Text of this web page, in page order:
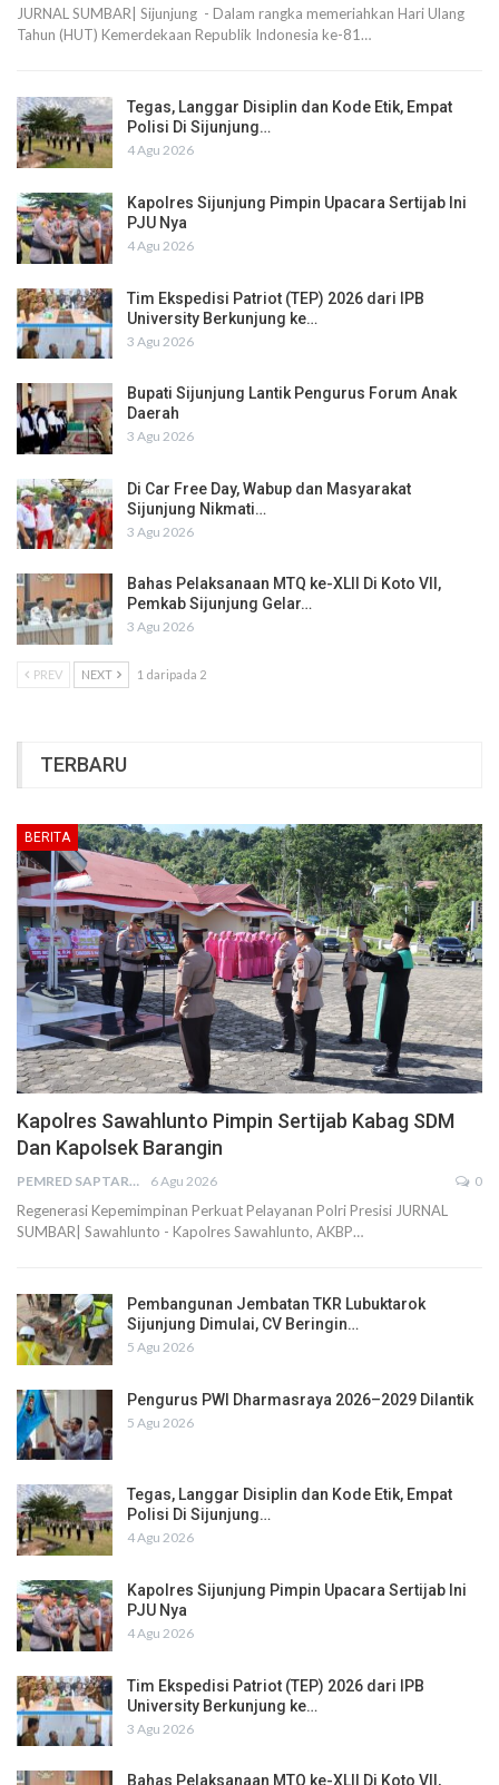
JURNAL SUMBAR| Sijunjung - Dalam rangka memeriahkan Hari Ulang
Tahun (HUT) Kemerdekaan Republik Indonesia ke-81…
Tegas, Langgar Disiplin dan Kode Etik, Empat
Polisi Di Sijunjung…
4 Agu 2026
Kapolres Sijunjung Pimpin Upacara Sertijab Ini
PJU Nya
4 Agu 2026
Tim Ekspedisi Patriot (TEP) 2026 dari IPB
University Berkunjung ke…
3 Agu 2026
Bupati Sijunjung Lantik Pengurus Forum Anak
Daerah
3 Agu 2026
Di Car Free Day, Wabup dan Masyarakat
Sijunjung Nikmati…
3 Agu 2026
Bahas Pelaksanaan MTQ ke-XLII Di Koto VII,
Pemkab Sijunjung Gelar…
3 Agu 2026
PREV NEXT 1 daripada 2
TERBARU
BERITA
Kapolres Sawahlunto Pimpin Sertijab Kabag SDM
Dan Kapolsek Barangin
PEMRED SAPTARIUS 6 Agu 2026 0
Regenerasi Kepemimpinan Perkuat Pelayanan Polri Presisi JURNAL
SUMBAR| Sawahlunto - Kapolres Sawahlunto, AKBP…
Pembangunan Jembatan TKR Lubuktarok
Sijunjung Dimulai, CV Beringin…
5 Agu 2026
Pengurus PWI Dharmasraya 2026–2029 Dilantik
5 Agu 2026
Tegas, Langgar Disiplin dan Kode Etik, Empat
Polisi Di Sijunjung…
4 Agu 2026
Kapolres Sijunjung Pimpin Upacara Sertijab Ini
PJU Nya
4 Agu 2026
Tim Ekspedisi Patriot (TEP) 2026 dari IPB
University Berkunjung ke…
3 Agu 2026
Bahas Pelaksanaan MTQ ke-XLII Di Koto VII,